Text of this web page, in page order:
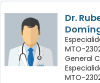
Dr.
MTO-
General
MTO-